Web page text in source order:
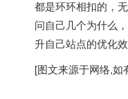
都是环环相扣的，
问自己几个为什么
升自己站点的优化效
[图文来源于网络,如